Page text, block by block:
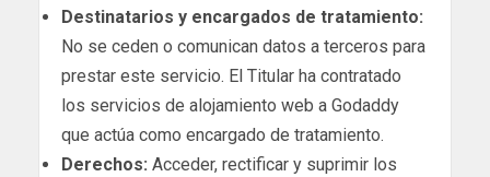
Destinatarios y encargados de tratamiento:
No se ceden o comunican datos a terceros para
prestar este servicio. El Titular ha contratado
los servicios de alojamiento web a Godaddy
que actúa como encargado de tratamiento.
Derechos: Acceder, rectificar y suprimir los